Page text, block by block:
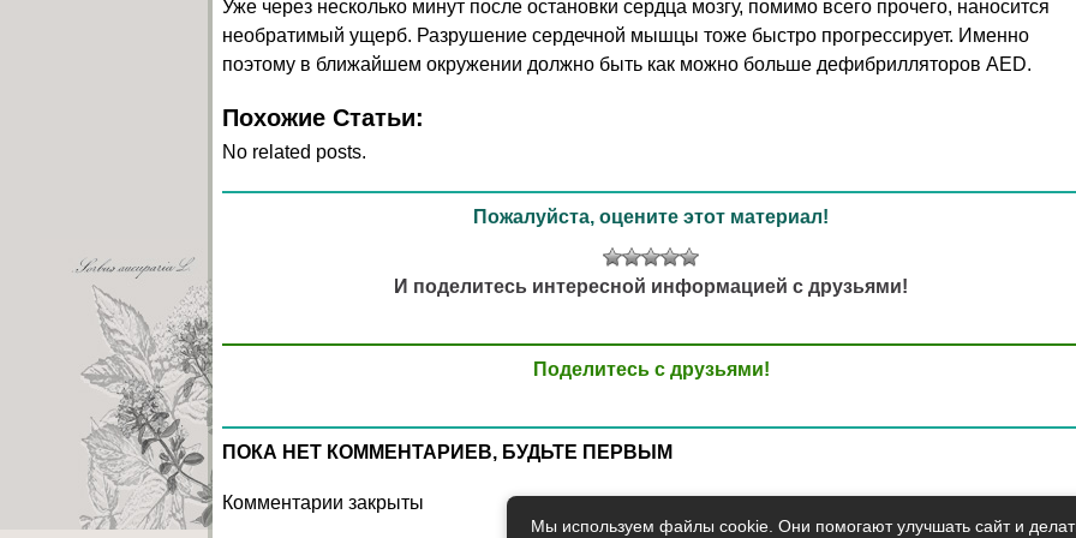
Уже через несколько минут после остановки сердца мозгу, помимо всего прочего, наносится
необратимый ущерб. Разрушение сердечной мышцы тоже быстро прогрессирует. Именно
поэтому в ближайшем окружении должно быть как можно больше дефибрилляторов AED.
Похожие Статьи:
No related posts.
Пожалуйста, оцените этот материал!
И поделитесь интересной информацией с друзьями!
Поделитесь с друзьями!
ПОКА НЕТ КОММЕНТАРИЕВ, БУДЬТЕ ПЕРВЫМ
Комментарии закрыты
Мы используем файлы cookie. Они помогают улучшать сайт и